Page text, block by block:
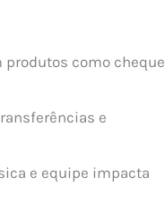
como cheque
e
e equipe impacta